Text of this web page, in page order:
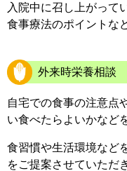
入院中に召し上がって
食事療法のポイントな
外来時栄養相談
自宅での食事の注意点
い食べたらよいかなど
食習慣や生活環境など
をご提案させていただ